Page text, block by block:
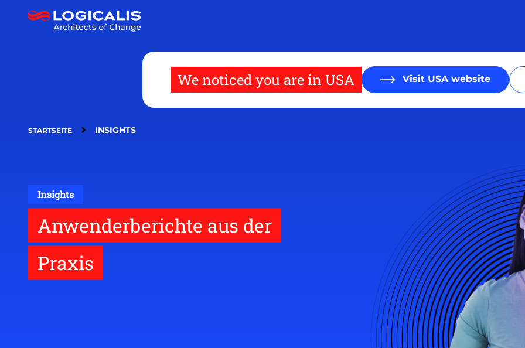
We noticed you are in USA Visit USA website
STARTSEITE INSIGHTS
Insights
Anwenderberichte aus der
Praxis